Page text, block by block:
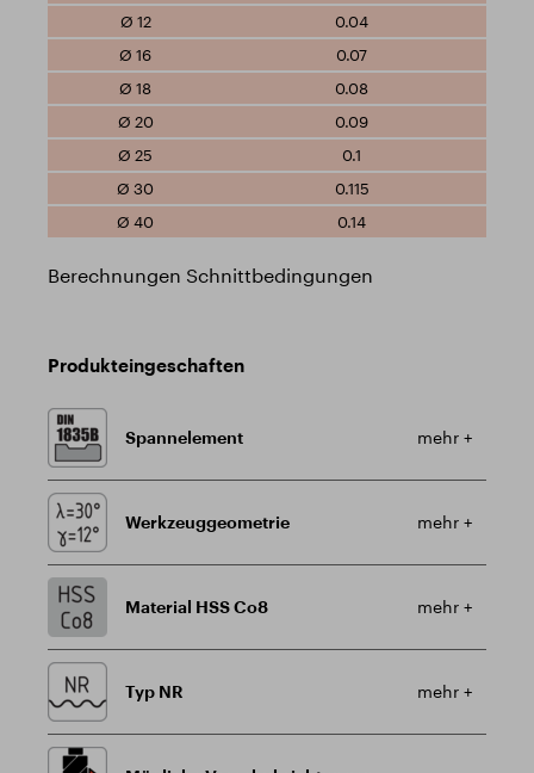
0.04
0.07
0.08
0.09
0.1
0.115
0.14
Berechnungen Schnittbedingungen
Produkteingeschaften
Spannelement mehr +
Werkzeuggeometrie mehr +
Material HSS Co8 mehr +
Typ NR mehr +